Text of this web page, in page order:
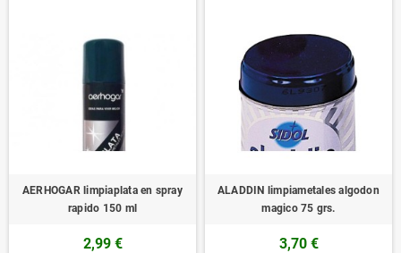
AERHOGAR limpiaplata en spray
rapido 150 ml
2,99 €
ALADDIN limpiametales algodon
magico 75 grs.
3,70 €